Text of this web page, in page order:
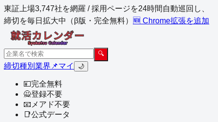
東証上場3,747社を網羅 / 採用ページを24時間自動巡回し、
締切を毎日拡大中（β版・完全無料）
🆕 Chrome拡張を追加
🔍
締切種別 業界 📌マイ 🌙
💴完全無料
🙅登録不要
📧 メアド不要
📑公式データ